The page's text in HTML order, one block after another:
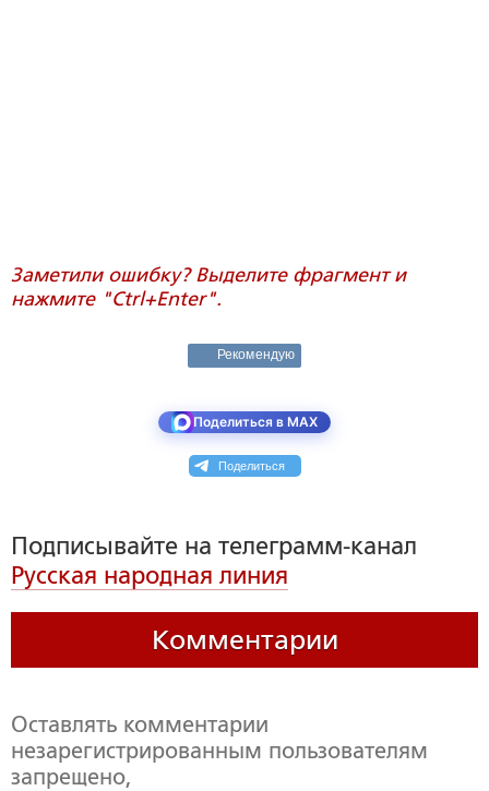
Заметили ошибку? Выделите фрагмент и
нажмите "Ctrl+Enter".
Рекомендую
Поделиться в MAX
Поделиться
Подписывайте на телеграмм-канал
Русская народная линия
Комментарии
Оставлять комментарии
незарегистрированным пользователям
запрещено,